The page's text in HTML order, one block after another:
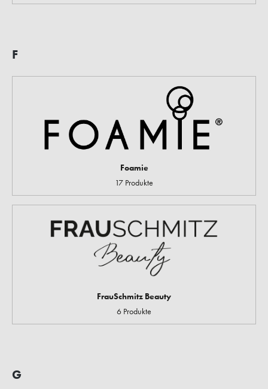
F
Foamie
17 Produkte
FrauSchmitz Beauty
6 Produkte
G